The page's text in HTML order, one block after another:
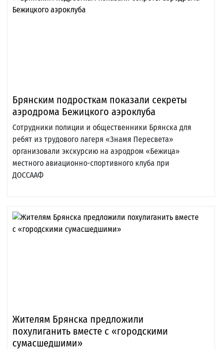
Брянским подросткам показали секреты
аэродрома Бежицкого аэроклуба
Сотрудники полиции и общественники Брянска для
ребят из трудового лагеря «Знамя Пересвета»
организовали экскурсию на аэродром «Бежица»
местного авиационно-спортивного клуба при
ДОССААФ
Жителям Брянска предложили
похулиганить вместе с «городскими
сумасшедшими»